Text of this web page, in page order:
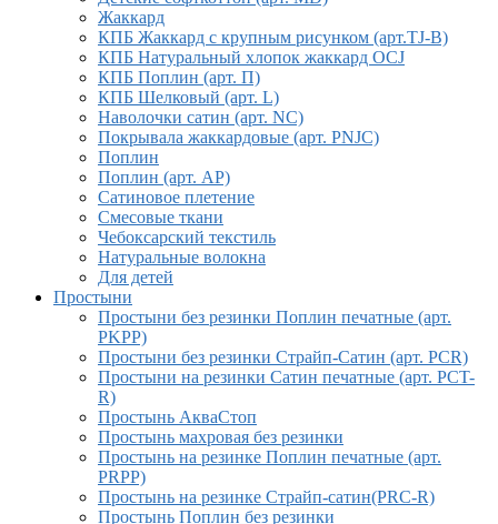
Жаккард
КПБ Жаккард с крупным рисунком (арт.TJ-B)
КПБ Натуральный хлопок жаккард OCJ
КПБ Поплин (арт. П)
КПБ Шелковый (арт. L)
Наволочки сатин (арт. NC)
Покрывала жаккардовые (арт. PNJC)
Поплин
Поплин (арт. AP)
Сатиновое плетение
Смесовые ткани
Чебоксарский текстиль
Натуральные волокна
Для детей
Простыни
Простыни без резинки Поплин печатные (арт.
PKPP)
Простыни без резинки Страйп-Сатин (арт. PCR)
Простыни на резинки Сатин печатные (арт. PCT-
R)
Простынь АкваСтоп
Простынь махровая без резинки
Простынь на резинке Поплин печатные (арт.
PRPP)
Простынь на резинке Страйп-сатин(PRC-R)
Простынь Поплин без резинки